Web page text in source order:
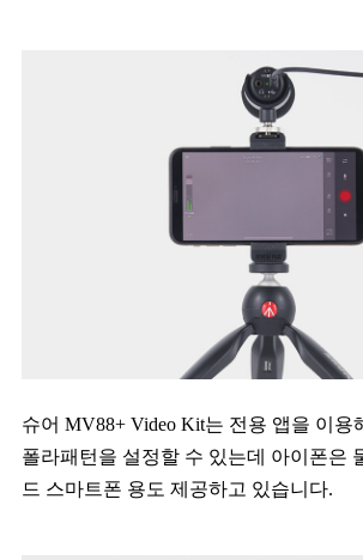
슈어 MV88+ Video Kit는 전용 앱을 이용
폴라패턴을 설정할 수 있는데 아이폰은
드 스마트폰 용도 제공하고 있습니다.